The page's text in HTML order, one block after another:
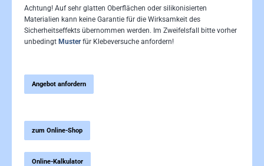
Achtung! Auf sehr glatten Oberflächen oder silikonisierten
Materialien kann keine Garantie für die Wirksamkeit des
Sicherheitseffekts übernommen werden. Im Zweifelsfall bitte vorher
unbedingt Musterfür Klebeversuche anfordern!
Angebot anfordern
zum Online-Shop
Online-Kalkulator